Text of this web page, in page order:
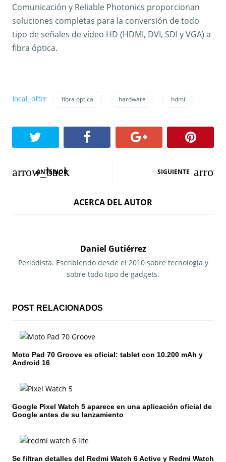
Comunicación y Reliable Photonics proporcionan
soluciones completas para la conversión de todo
tipo de señales de vídeo HD (HDMI, DVI, SDI y VGA) a
fibra óptica.
fibra optica hardware hdmi
N
a
i
n
d
e
e
n
r
ANTERIOR SIGUIENTE
ACERCA DEL AUTOR
Daniel Gutiérrez
Periodista. Escribiendo desde el 2010 sobre tecnología y
sobre todo tipo de gadgets.
POST RELACIONADOS
Moto Pad 70 Groove es oficial: tablet con 10.200 mAh y
Android 16
Google Pixel Watch 5 aparece en una aplicación oficial de
Google antes de su lanzamiento
Se filtran detalles del Redmi Watch 6 Active y Redmi Watch